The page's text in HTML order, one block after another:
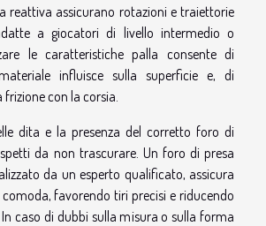
reattiva assicurano rotazioni e traiettorie
a giocatori di livello intermedio o
le caratteristiche palla consente di
influisce sulla superficie e, di
con la corsia.
dita e la presenza del corretto foro di
da non trascurare. Un foro di presa
da un esperto qualificato, assicura
favorendo tiri precisi e riducendo
caso di dubbi sulla misura o sulla forma